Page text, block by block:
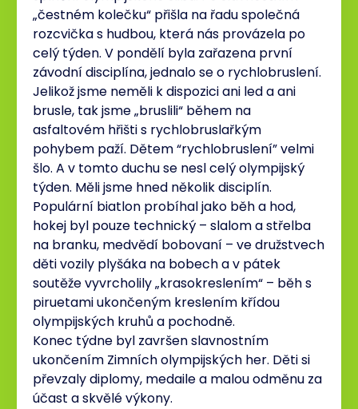
„čestném kolečku“ přišla na řadu společná
rozcvička s hudbou, která nás provázela po
celý týden. V pondělí byla zařazena první
závodní disciplína, jednalo se o rychlobruslení.
Jelikož jsme neměli k dispozici ani led a ani
brusle, tak jsme „bruslili“ během na
asfaltovém hřišti s rychlobruslařkým
pohybem paží. Dětem “rychlobruslení” velmi
šlo. A v tomto duchu se nesl celý olympijský
týden. Měli jsme hned několik disciplín.
Populární biatlon probíhal jako běh a hod,
hokej byl pouze technický – slalom a střelba
na branku, medvědí bobovaní – ve družstvech
děti vozily plyšáka na bobech a v pátek
soutěže vyvrcholily „krasokreslením“ – běh s
piruetami ukončeným kreslením křídou
olympijských kruhů a pochodně.
Konec týdne byl završen slavnostním
ukončením Zimních olympijských her. Děti si
převzaly diplomy, medaile a malou odměnu za
účast a skvělé výkony.